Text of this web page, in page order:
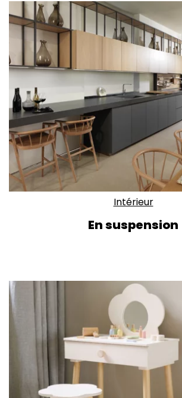
Intérieur
En suspension